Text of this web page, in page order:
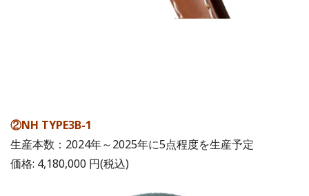
②NH TYPE3B-1
生産本数：2024年～2025年に5点程度を生産予定
価格: 4,180,000 円(税込)